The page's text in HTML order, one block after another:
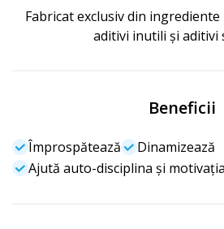
Fabricat exclusiv din
aditivi inutili și aditivi
Beneficii
Împrospătează
Dinamizează
Ajută auto-disciplina și motivația